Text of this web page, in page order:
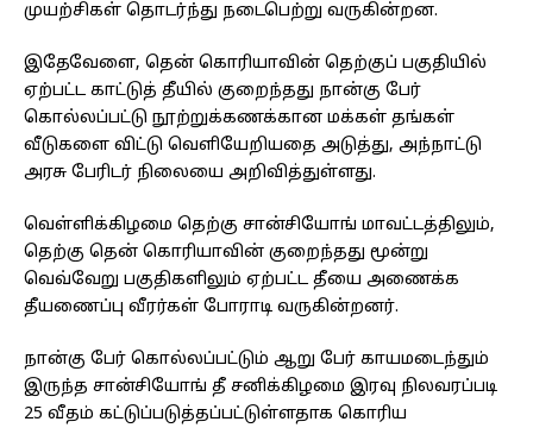
முயற்சிகள் தொடர்ந்து நடைபெற்று வருகின்றன.
இதேவேளை, தென் கொரியாவின் தெற்குப் பகுதியில்
ஏற்பட்ட காட்டுத் தீயில் குறைந்தது நான்கு பேர்
கொல்லப்பட்டு நூற்றுக்கணக்கான மக்கள் தங்கள்
வீடுகளை விட்டு வெளியேறியதை அடுத்து, அந்நாட்டு
அரசு பேரிடர் நிலையை அறிவித்துள்ளது.
வெள்ளிக்கிழமை தெற்கு சான்சியோங் மாவட்டத்திலும்,
தெற்கு தென் கொரியாவின் குறைந்தது மூன்று
வெவ்வேறு பகுதிகளிலும் ஏற்பட்ட தீயை அணைக்க
தீயணைப்பு வீரர்கள் போராடி வருகின்றனர்.
நான்கு பேர் கொல்லப்பட்டும் ஆறு பேர் காயமடைந்தும்
இருந்த சான்சியோங் தீ சனிக்கிழமை இரவு நிலவரப்படி
25 வீதம் கட்டுப்படுத்தப்பட்டுள்ளதாக கொரிய